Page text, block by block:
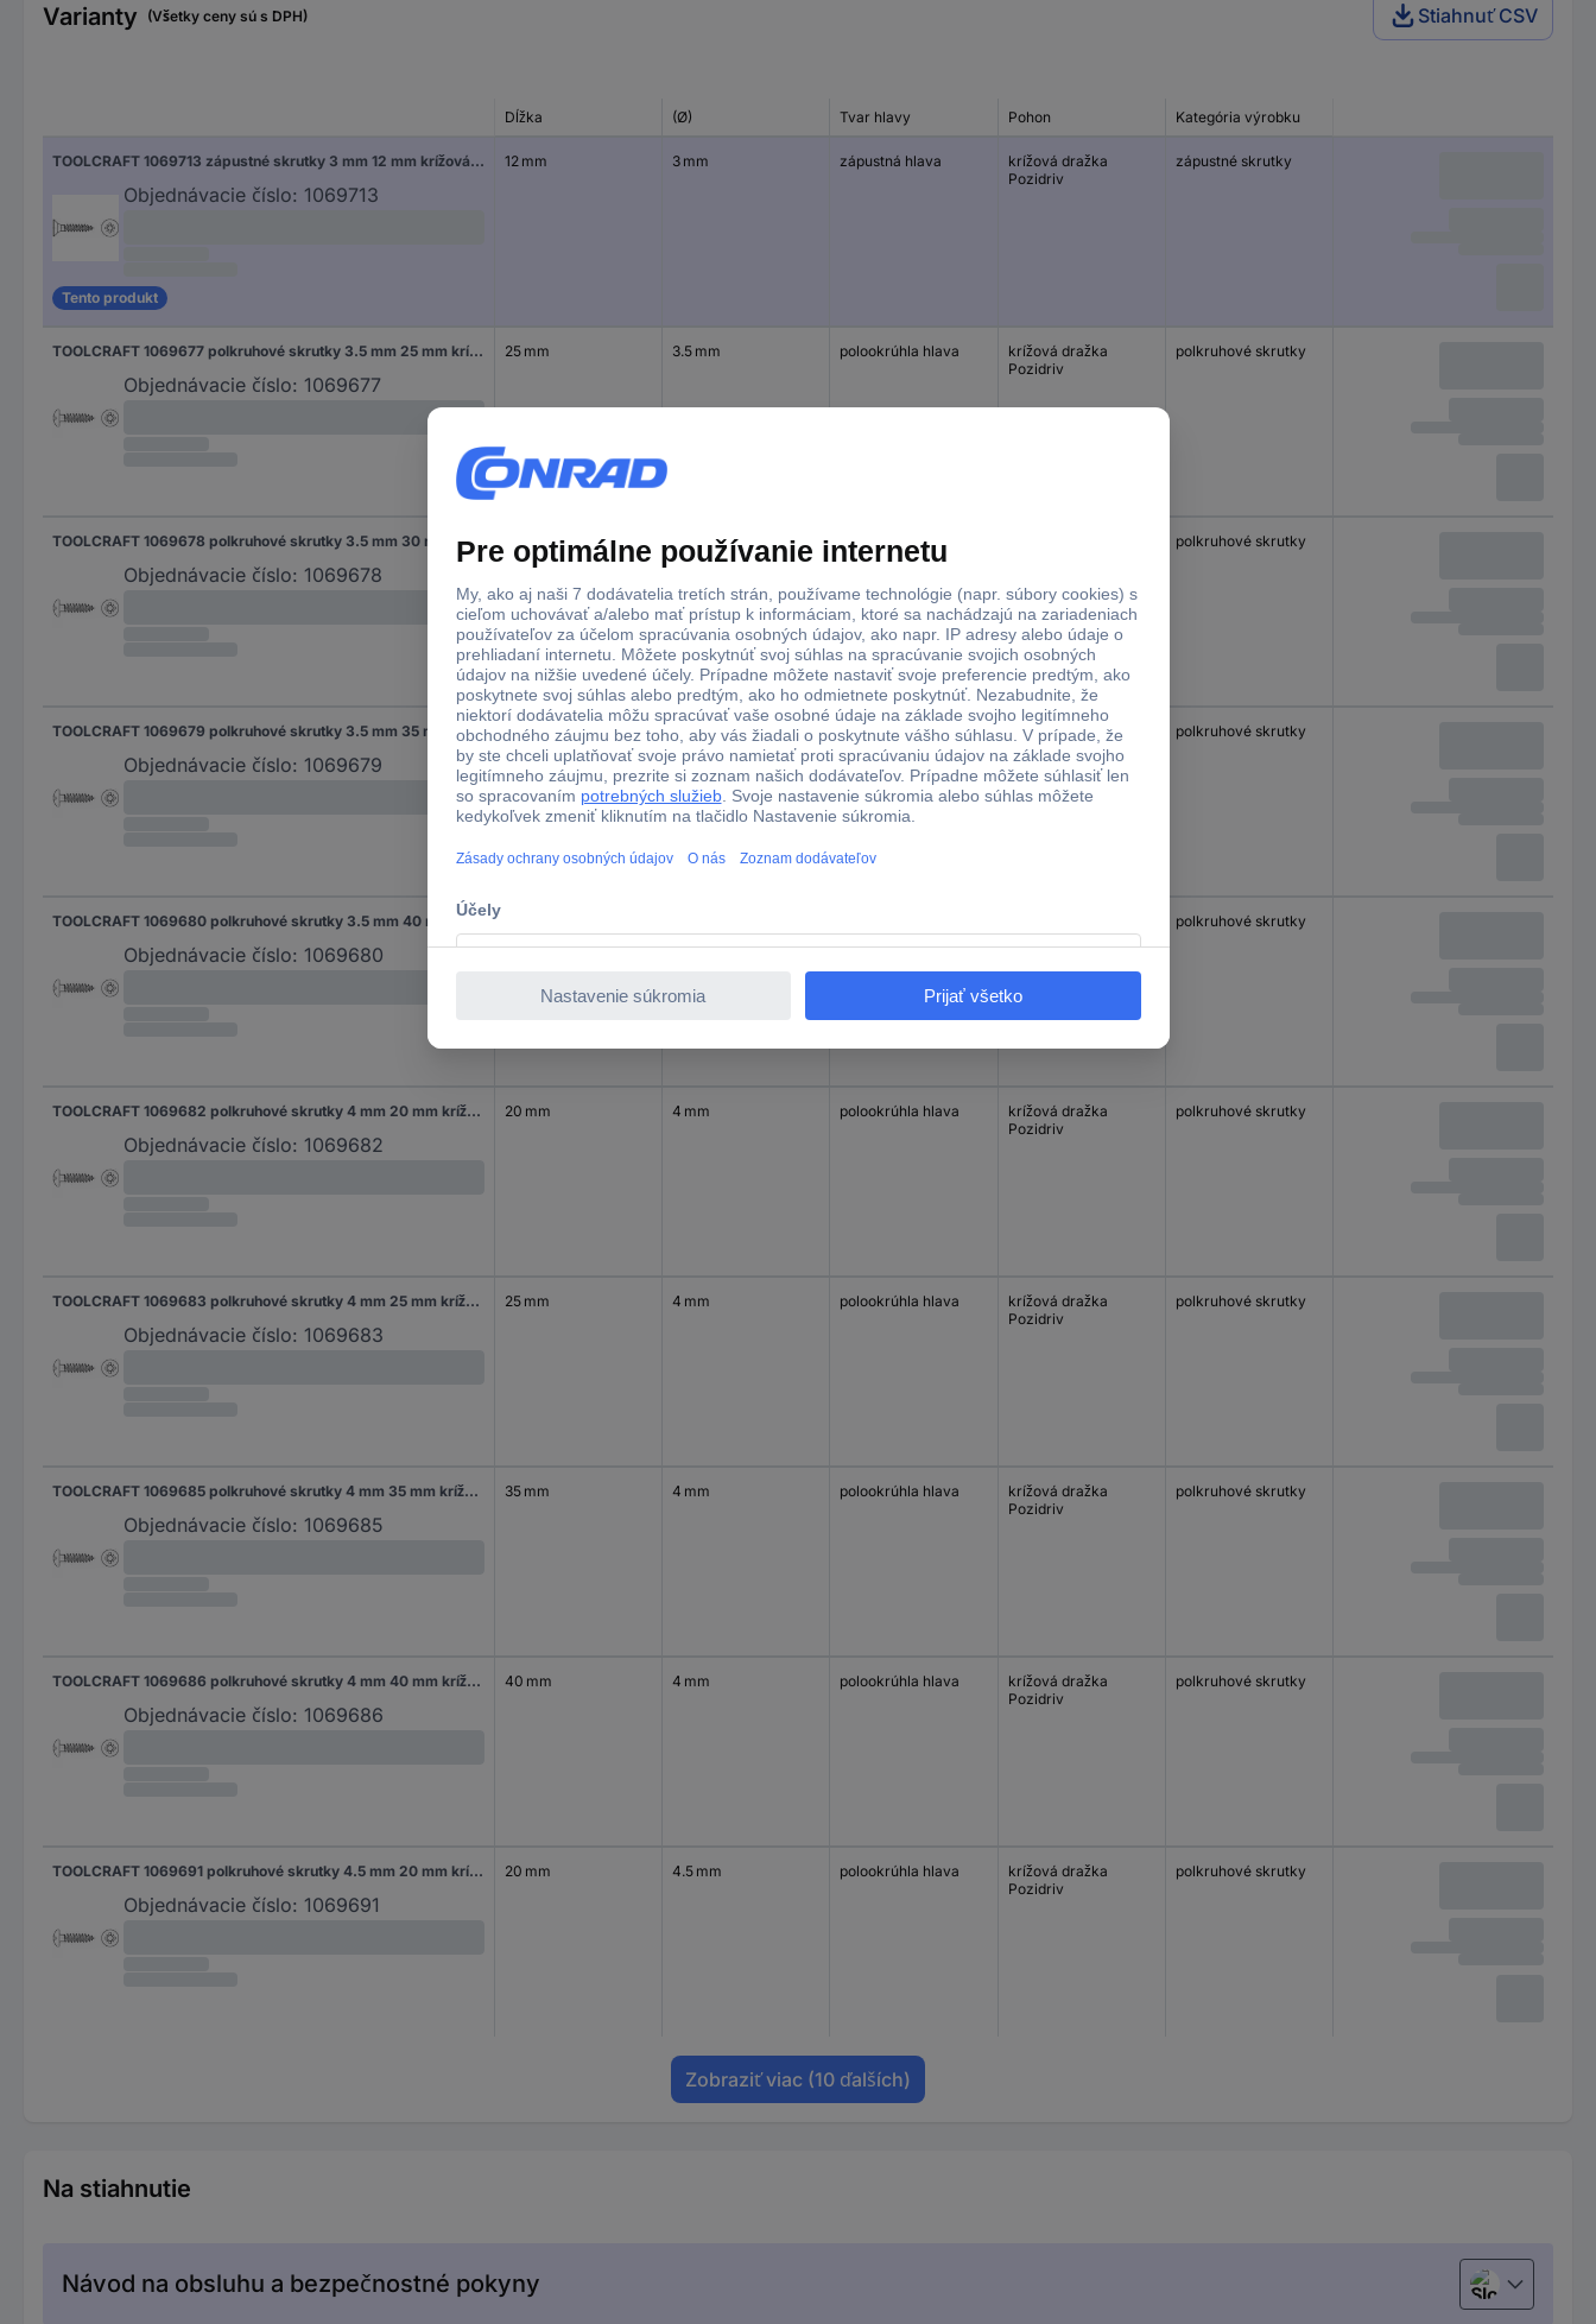
Varianty (Všetky ceny sú s DPH) Stiahnuť CSV
Dĺžka (Ø) Tvar hlavy Pohon Kategória výrobku
TOOLCRAFT 1069713 zápustné skrutky 3 mm 12 mm krížová dražka Pozidriv 88097 nerezová ocel A2 1000 ks
Objednávacie číslo: 1069713
Tento produkt
12 mm 3 mm zápustná hlava
krížová dražka
Pozidriv
zápustné skrutky
TOOLCRAFT 1069677 polkruhové skrutky 3.5 mm 25 mm krížová dražka Pozidriv 88096 nerezová ocel A2 1000 ks
Objednávacie číslo: 1069677
25 mm 3.5 mm polookrúhla hlava
krížová dražka
Pozidriv
polkruhové skrutky
TOOLCRAFT 1069678 polkruhové skrutky 3.5 mm 30 mm krížová dražka Pozidriv 88096 nerezová ocel A2 1000 ks
Objednávacie číslo: 1069678
3.5 mm polookrúhla hlava polkruhové skrutky
TOOLCRAFT 1069679 polkruhové skrutky 3.5 mm 35 mm krížová dražka Pozidriv 88096 nerezová ocel A2 1000 ks
Objednávacie číslo: 1069679
35 mm 3.5 mm polookrúhla hlava
krížová dražka
Pozidriv
polkruhové skrutky
TOOLCRAFT 1069680 polkruhové skrutky 3.5 mm 40 mm krížová dražka Pozidriv 88096 nerezová ocel A2 1000 ks
Objednávacie číslo: 1069680
Pozidriv
polkruhové skrutky
TOOLCRAFT 1069682 polkruhové skrutky 4 mm 20 mm krížová dražka Pozidriv 88096 nerezová ocel A2 1000 ks
Objednávacie číslo: 1069682
20 mm 4 mm polookrúhla hlava
krížová dražka
Pozidriv
polkruhové skrutky
TOOLCRAFT 1069683 polkruhové skrutky 4 mm 25 mm krížová dražka Pozidriv 88096 nerezová ocel A2 1000 ks
Objednávacie číslo: 1069683
25 mm 4 mm polookrúhla hlava
krížová dražka
Pozidriv
polkruhové skrutky
TOOLCRAFT 1069685 polkruhové skrutky 4 mm 35 mm krížová dražka Pozidriv 88096 nerezová ocel A2 1000 ks
Objednávacie číslo: 1069685
35 mm 4 mm polookrúhla hlava
krížová dražka
Pozidriv
polkruhové skrutky
TOOLCRAFT 1069686 polkruhové skrutky 4 mm 40 mm krížová dražka Pozidriv 88096 nerezová ocel A2 1000 ks
Objednávacie číslo: 1069686
40 mm 4 mm polookrúhla hlava
krížová dražka
Pozidriv
polkruhové skrutky
TOOLCRAFT 1069691 polkruhové skrutky 4.5 mm 20 mm krížová dražka Pozidriv 88096 nerezová ocel A2 1000 ks
Objednávacie číslo: 1069691
20 mm 4.5 mm polookrúhla hlava
krížová dražka
Pozidriv
polkruhové skrutky
Zobraziť viac (10 ďalších)
Na stiahnutie
Návod na obsluhu a bezpečnostné pokyny Slovenčina